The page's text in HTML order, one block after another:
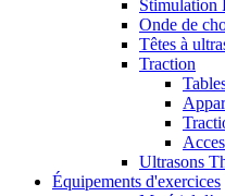
Stimulation
Onde de
Têtes à
Traction
Ultrasons
Équipements d'exercices